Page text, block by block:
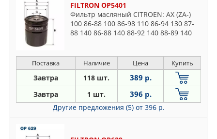
FILTRON OP5401
Фильтр масляный CITROEN: AX (ZA-)
100 86-88 100 86-98 110 86-94 130 87-
88 140 86-88 140 88-92 140 88-89 140
Поставка Наличие Цена Купить
Завтра 118 шт. 389 р.
Завтра 1 шт. 396 р.
Другие предложения (5) от 396 р.